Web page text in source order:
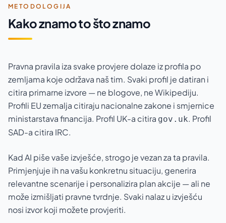
METODOLOGIJA
Kako znamo to što znamo
Pravna pravila iza svake provjere dolaze iz profila po
zemljama koje održava naš tim. Svaki profil je datiran i
citira primarne izvore — ne blogove, ne Wikipediju.
Profili EU zemalja citiraju nacionalne zakone i smjernice
ministarstava financija. Profil UK-a citira gov.uk. Profil
SAD-a citira IRC.
Kad AI piše vaše izvješće, strogo je vezan za ta pravila.
Primjenjuje ih na vašu konkretnu situaciju, generira
relevantne scenarije i personalizira plan akcije — ali ne
može izmišljati pravne tvrdnje. Svaki nalaz u izvješću
nosi izvor koji možete provjeriti.